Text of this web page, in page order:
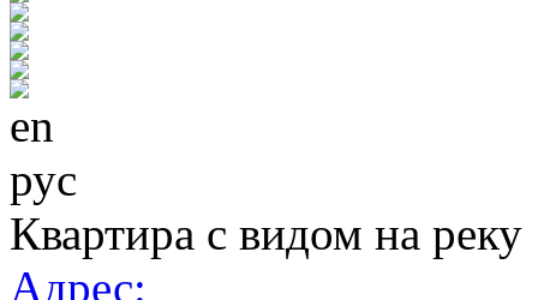
en
рус
Квартира с видом на реку
Адрес: